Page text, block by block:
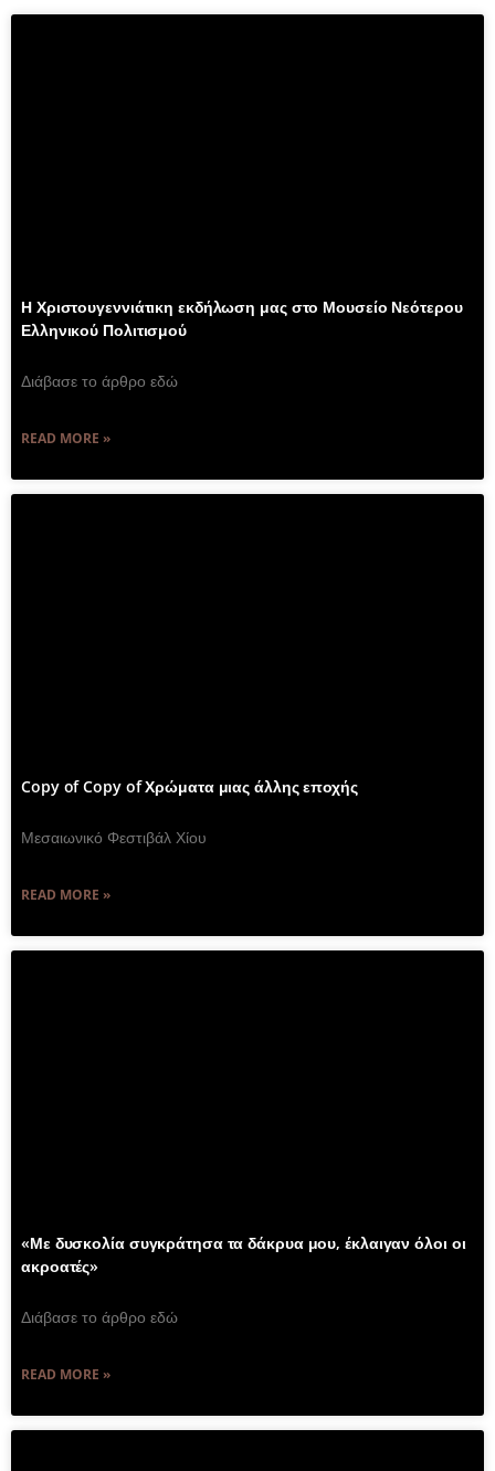
Η Χριστουγεννιάτικη εκδήλωση μας στο Μουσείο Νεότερου
Ελληνικού Πολιτισμού
Διάβασε το άρθρο εδώ
READ MORE »
Copy of Copy of Χρώματα μιας άλλης εποχής
Μεσαιωνικό Φεστιβάλ Χίου
READ MORE »
«Με δυσκολία συγκράτησα τα δάκρυα μου, έκλαιγαν όλοι οι
ακροατές»
Διάβασε το άρθρο εδώ
READ MORE »